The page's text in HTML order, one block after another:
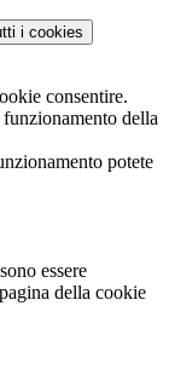
i cookies
consentire.
della
potete
essere
della cookie